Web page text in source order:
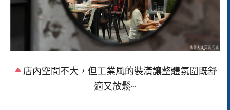
店內空間不大，但工業風的裝潢讓整體氛圍既舒
適又放鬆~